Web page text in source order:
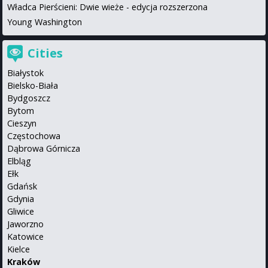
Władca Pierścieni: Dwie wieże - edycja rozszerzona
Young Washington
Cities
Białystok
Bielsko-Biała
Bydgoszcz
Bytom
Cieszyn
Częstochowa
Dąbrowa Górnicza
Elbląg
Ełk
Gdańsk
Gdynia
Gliwice
Jaworzno
Katowice
Kielce
Kraków